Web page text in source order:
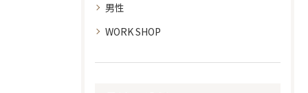
男性
WORK SHOP